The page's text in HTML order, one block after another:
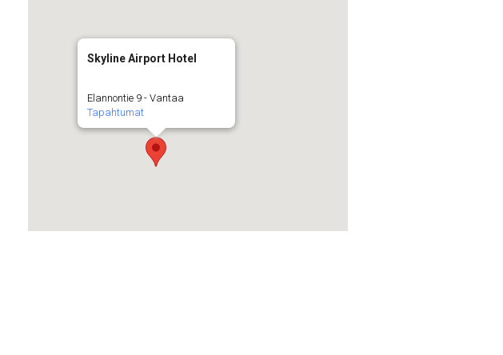
Skyline Airport Hotel
Elannontie 9 - Vantaa
Tapahtumat